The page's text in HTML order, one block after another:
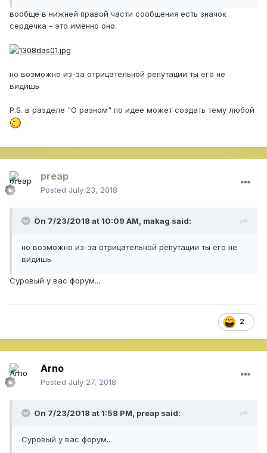
вообще в нижней правой части сообщения есть значок
сердечка - это именно оно.
но возможно из-за отрицательной репутации ты его не
видишь
P.S. в разделе "О разном" по идее может создать тему любой
preap
Posted July 23, 2018
On 7/23/2018 at 10:09 AM, makag said:
но возможно из-за отрицательной репутации ты его не
видишь
Суровый у вас форум...
2
Arno
Posted July 27, 2018
On 7/23/2018 at 1:58 PM, preap said:
Суровый у вас форум...